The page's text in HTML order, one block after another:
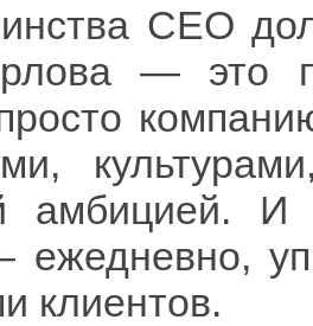
CEO
— это
амбицией.
ежедневно,
клиентов.